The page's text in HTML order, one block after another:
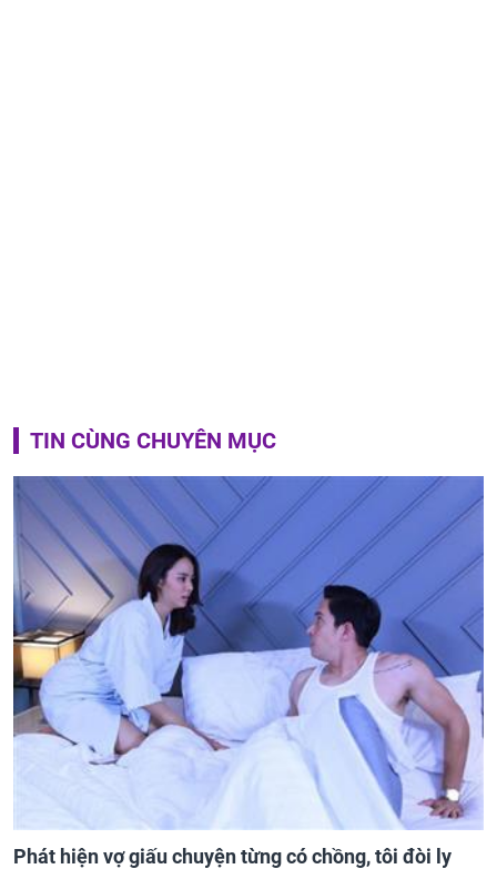
TIN CÙNG CHUYÊN MỤC
Phát hiện vợ giấu chuyện từng có chồng, tôi đòi ly